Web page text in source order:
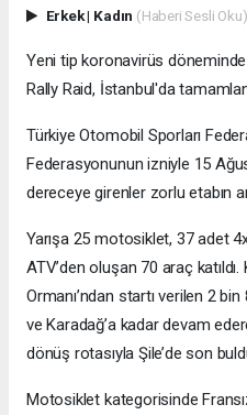
Erkek| Kadın (Haberi Sesli Oku)
Yeni tip koronavirüs
Rally Raid, İstanbul'da
Türkiye Otomobil Sporları
Federasyonunun izniyle 15
dereceye girenler zorlu etabın
Yarışa 25 motosiklet, 37 adet
ATV’den oluşan 70 araç
Ormanı’ndan startı verilen 2
ve Karadağ’a kadar devam
dönüş rotasıyla Şile’de son
Motosiklet kategorisinde